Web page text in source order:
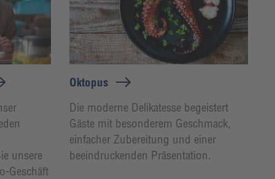
unsere
Geschäft
Oktopus
Die moderne Delikatesse begeistert
Gäste mit besonderem Geschmack,
einfacher Zubereitung und einer
beeindruckenden Präsentation.